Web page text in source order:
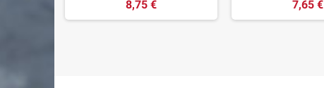
8,75 € 7,65 €